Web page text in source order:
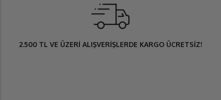
2.500 TL VE ÜZERİ ALIŞVERİŞLERDE KARGO ÜCRETSİZ!